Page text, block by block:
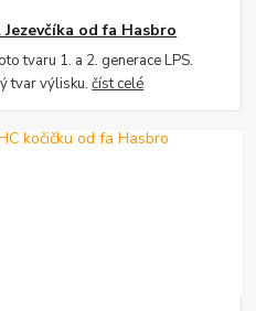
od fa Hasbro
tvaru 1. a 2. generace LPS.
tvar výlisku.číst celé